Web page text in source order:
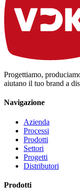
Progettiamo,
aiutano il tuo brand a
Navigazione
Azienda
Processi
Prodotti
Settori
Progetti
Distributori
Prodotti